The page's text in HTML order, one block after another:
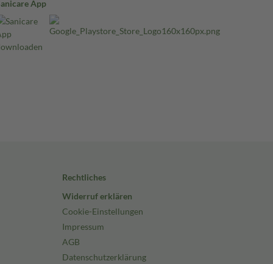
App
Rechtliches
Widerruf erklären
Cookie-Einstellungen
Impressum
AGB
Datenschutzerklärung